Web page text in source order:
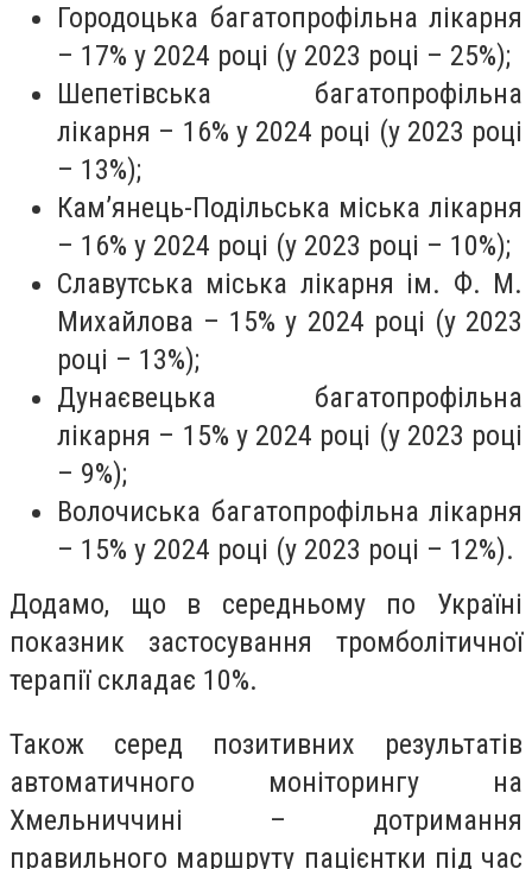
Городоцька багатопрофільна лікарня
– 17% у 2024 році (у 2023 році – 25%);
Шепетівська багатопрофільна
лікарня – 16% у 2024 році (у 2023 році
– 13%);
Камʼянець-Подільська міська лікарня
– 16% у 2024 році (у 2023 році – 10%);
Славутська міська лікарня ім. Ф. М.
Михайлова – 15% у 2024 році (у 2023
році – 13%);
Дунаєвецька багатопрофільна
лікарня – 15% у 2024 році (у 2023 році
– 9%);
Волочиська багатопрофільна лікарня
– 15% у 2024 році (у 2023 році – 12%).
Додамо, що в середньому по Україні
показник застосування тромболітичної
терапії складає 10%.
Також серед позитивних результатів
автоматичного моніторингу на
Хмельниччині – дотримання
правильного маршруту пацієнтки під час